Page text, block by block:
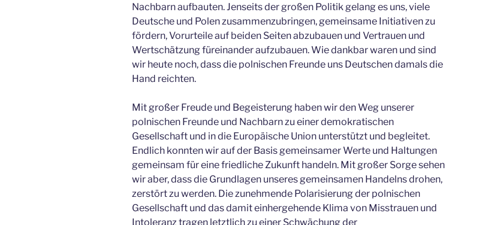
Nachbarn aufbauten. Jenseits der großen Politik gelang es uns, viele
Deutsche und Polen zusammenzubringen, gemeinsame Initiativen zu
fördern, Vorurteile auf beiden Seiten abzubauen und Vertrauen und
Wertschätzung füreinander aufzubauen. Wie dankbar waren und sind
wir heute noch, dass die polnischen Freunde uns Deutschen damals die
Hand reichten.
Mit großer Freude und Begeisterung haben wir den Weg unserer
polnischen Freunde und Nachbarn zu einer demokratischen
Gesellschaft und in die Europäische Union unterstützt und begleitet.
Endlich konnten wir auf der Basis gemeinsamer Werte und Haltungen
gemeinsam für eine friedliche Zukunft handeln. Mit großer Sorge sehen
wir aber, dass die Grundlagen unseres gemeinsamen Handelns drohen,
zerstört zu werden. Die zunehmende Polarisierung der polnischen
Gesellschaft und das damit einhergehende Klima von Misstrauen und
Intoleranz tragen letztlich zu einer Schwächung der